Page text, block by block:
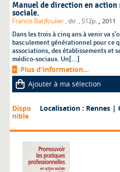
Manuel de direction en action
sociale.
Francis Batifoulier , dir. , 512p. , 2011
Dans les trois à cinq ans à venir va
basculement générationnel pour ce
associations, des établissements et
médico-sociaux. Un[...]
Plus d'information...
Ajouter à ma sélection
Dispo
nible
Localisation : Rennes |